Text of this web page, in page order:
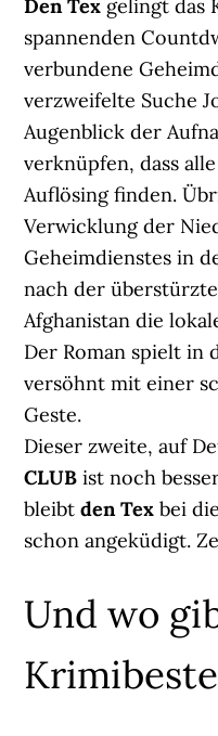
Den Tex gelingt das
spannenden
verbundene
verzweifelte Suche
Augenblick der
verknüpfen, dass
Auflösing finden.
Verwicklung der
Geheimdienstes in
nach der
Afghanistan die
Der Roman spielt in
versöhnt mit einer
Geste.
Dieser zweite, auf
CLUB ist noch
bleibtden Tex bei
schon angeküdigt.
Und wo